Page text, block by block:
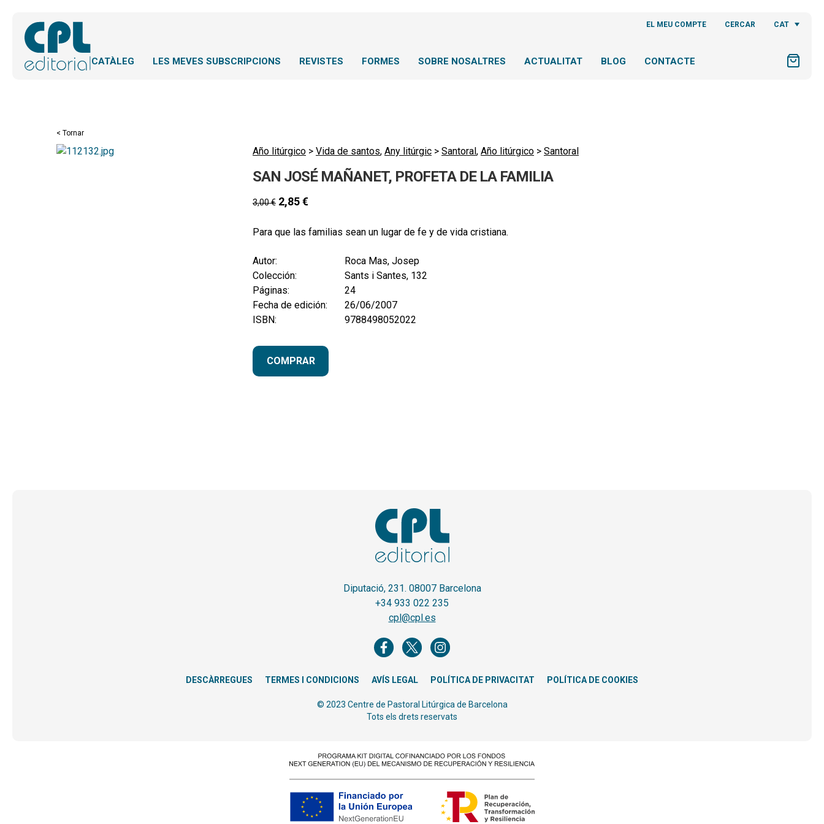
EL MEU COMPTE CERCAR CAT
CATÀLEG LES MEVES SUBSCRIPCIONS REVISTES FORMES SOBRE NOSALTRES ACTUALITAT BLOG CONTACTE
< Tornar
Año litúrgico > Vida de santos, Any litúrgic > Santoral, Año litúrgico > Santoral
SAN JOSÉ MAÑANET, PROFETA DE LA FAMILIA
3,00€ 2,85€
Para que las familias sean un lugar de fe y de vida cristiana.
Autor:
Roca Mas, Josep
Colección:
Sants i Santes, 132
Páginas:
24
Fecha de edición:
26/06/2007
ISBN:
9788498052022
COMPRAR
Diputació, 231. 08007 Barcelona
+34 933 022 235
cpl@cpl.es
DESCÀRREGUES TERMES I CONDICIONS AVÍS LEGAL POLÍTICA DE PRIVACITAT POLÍTICA DE COOKIES
© 2023 Centre de Pastoral Litúrgica de Barcelona
Tots els drets reservats